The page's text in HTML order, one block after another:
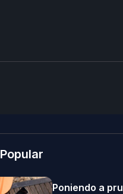
Popular
Poniendo a